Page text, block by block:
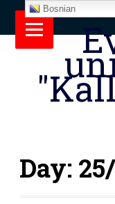
Day:
Bosnian